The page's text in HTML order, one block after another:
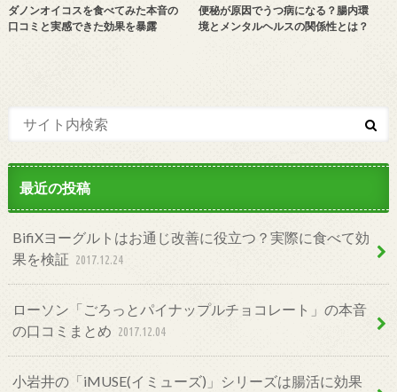
ダノンオイコスを食べてみた本音の
口コミと実感できた効果を暴露
便秘が原因でうつ病になる？腸内環
境とメンタルヘルスの関係性とは？
最近の投稿
BifiXヨーグルトはお通じ改善に役立つ？実際に食べて効
果を検証 2017.12.24
ローソン「ごろっとパイナップルチョコレート」の本音
の口コミまとめ 2017.12.04
小岩井の「iMUSE(イミューズ)」シリーズは腸活に効果